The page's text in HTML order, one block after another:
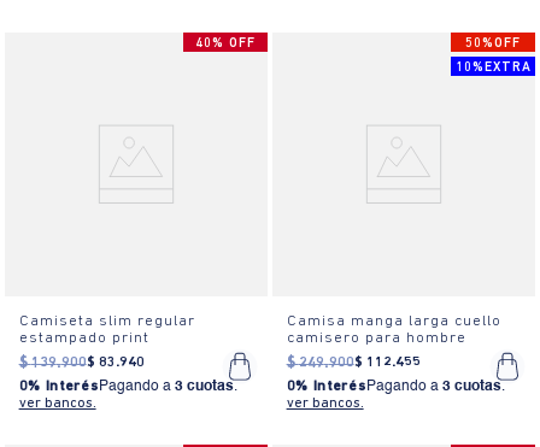
40% OFF
Camiseta slim regular
estampado print
$ 139.900$ 83 .940
0% Interés Pagando a 3 cuotas.
ver bancos.
50%OFF
10%EXTRA
Camisa manga larga cuello
camisero para hombre
$ 249.900$ 112.455
0% Interés Pagando a 3 cuotas.
ver bancos.